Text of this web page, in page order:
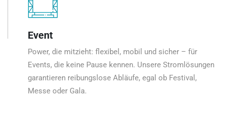
Event
Power, die mitzieht: flexibel, mobil und sicher – für
Events, die keine Pause kennen. Unsere Stromlösungen
garantieren reibungslose Abläufe, egal ob Festival,
Messe oder Gala.